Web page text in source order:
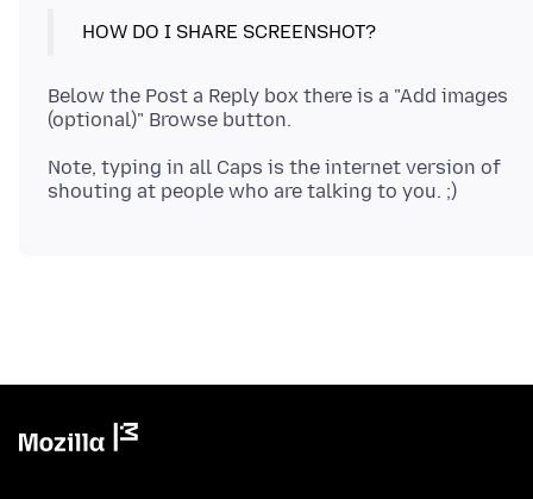
Below the Post a Reply box there is a "Add images
Note, typing in all Caps is the internet version of